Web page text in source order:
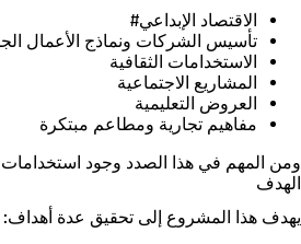
الاقتصاد الإبداعي#
تأسيس الشركات ونماذج الأعمال
الاستخدامات الثقافية
المشاريع الاجتماعية
العروض التعليمية
مفاهيم تجارية ومطاعم مبتكرة
ومن المهم في هذا الصدد وجود
الهدف
يهدف هذا المشروع إلى تحقيق عدة أهداف: